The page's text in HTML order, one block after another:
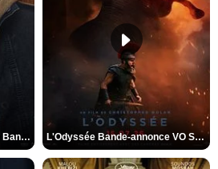
Spider-Man: Brand New Day Bande-annonce VO STFR L'Odyssée Bande-annonce VO STFR